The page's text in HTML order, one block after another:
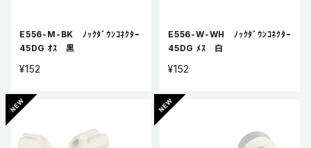
E556-M-BK ﾉｯｸﾀﾞｳﾝｺﾈｸﾀｰ
45DG ｵｽ 黒
¥152
E556-W-WH ﾉｯｸﾀﾞｳﾝｺﾈｸﾀｰ
45DG ﾒｽ 白
¥152